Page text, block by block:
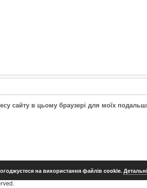
сайту в цьому браузері для моїх
на використання файлів cookie.